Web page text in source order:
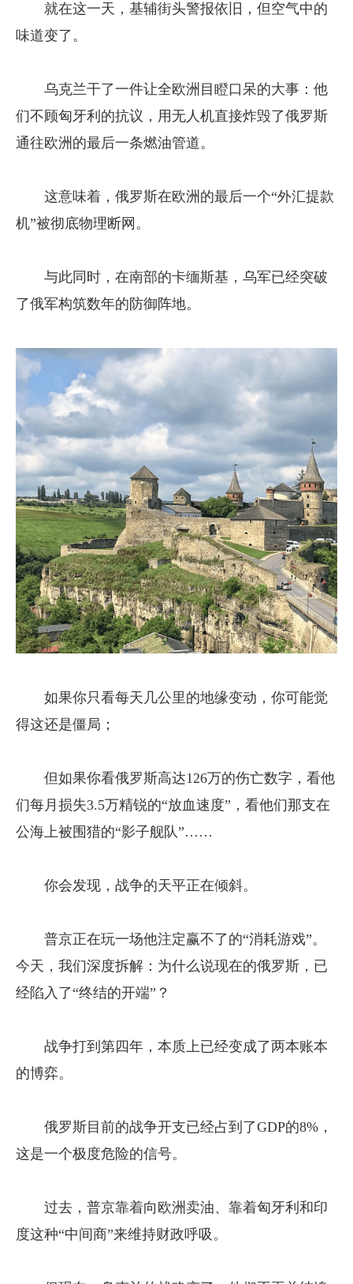
就在这一天，基辅街头警报依旧，但空气中的
味道变了。
乌克兰干了一件让全欧洲目瞪口呆的大事：他
们不顾匈牙利的抗议，用无人机直接炸毁了俄罗斯
通往欧洲的最后一条燃油管道。
这意味着，俄罗斯在欧洲的最后一个“外汇提款
机”被彻底物理断网。
与此同时，在南部的卡缅斯基，乌军已经突破
了俄军构筑数年的防御阵地。
如果你只看每天几公里的地缘变动，你可能觉
得这还是僵局；
但如果你看俄罗斯高达126万的伤亡数字，看他
们每月损失3.5万精锐的“放血速度”，看他们那支在
公海上被围猎的“影子舰队”……
你会发现，战争的天平正在倾斜。
普京正在玩一场他注定赢不了的“消耗游戏”。
今天，我们深度拆解：为什么说现在的俄罗斯，已
经陷入了“终结的开端”？
战争打到第四年，本质上已经变成了两本账本
的博弈。
俄罗斯目前的战争开支已经占到了GDP的8%，
这是一个极度危险的信号。
过去，普京靠着向欧洲卖油、靠着匈牙利和印
度这种“中间商”来维持财政呼吸。